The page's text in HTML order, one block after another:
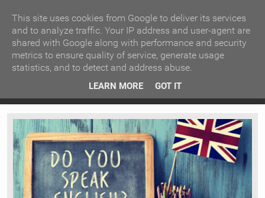
Ιερόσυλοι έκλεψαν τάματα από Ιερό Ναό στις Σέρρες
ΚΕΝΤΡΙΚΗ ΑΝΑ ΚΑΤΗΓΟΡΙΑ
ΕΙΔΗΣΕΙΣ ΑΝΑ ΠΕΡΙΟΧΗ
ΠΡΟΣΦΑΤΑ ΝΕΑ
Ν. ΣΕΡΡΩΝ Η ΓΗ ΜΑΣ
ΤΥΧΑΙΕΣ ΑΝΑΡΤΗΣΕΙΣ/ΑΡΘΡΑ
Serres Racing Circuit
Panserraikos FC
This site uses cookies from Google to deliver its services
and to analyze traffic. Your IP address and user-agent are
shared with Google along with performance and security
metrics to ensure quality of service, generate usage
statistics, and to detect and address abuse.
LEARN MORE GOT IT